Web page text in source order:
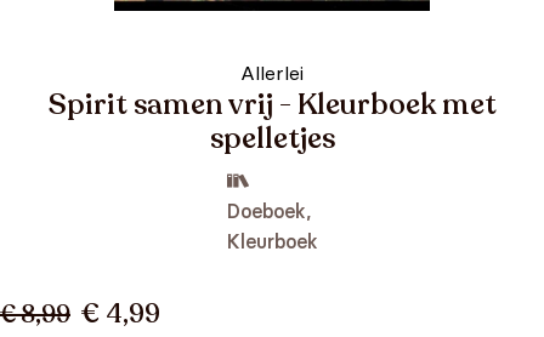
Allerlei
Spirit samen vrij - Kleurboek met
spelletjes
Doeboek,
Kleurboek
€ 8,99 € 4,99